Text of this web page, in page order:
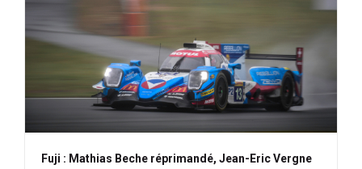
Fuji : Mathias Beche réprimandé, Jean-Eric Vergne